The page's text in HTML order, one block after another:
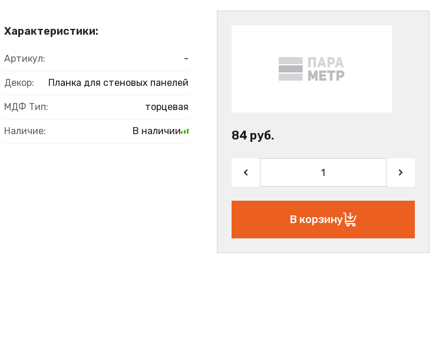
Характеристики:
Артикул: -
Декор: Планка для стеновых панелей
МДФ Тип: торцевая
Наличие: В наличии 84 руб.
В корзину